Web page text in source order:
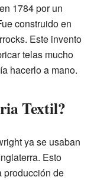
1784 por un
construido en
Este invento
telas mucho
hacerlo a mano.
Textil?
ya se usaban
Esto
producción de